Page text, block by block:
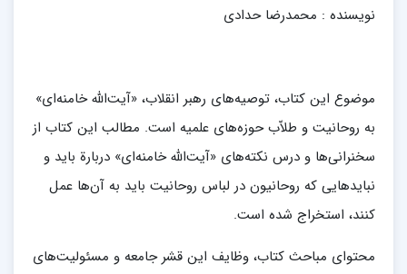
نویسنده : محمدرضا حدادی
موضوع این کتاب، توصیه‌های رهبر انقلاب، «آیت‌الله خامنه‌ای»
به روحانیت و طلاّب حوزه‌های علمیه است. مطالب این کتاب از
سخنرانی‌ها و درس نکته‌های «آیت‌الله خامنه‌ای» دربارة باید و
نبایدهایی که روحانیون در لباس روحانیت باید به آن‌ها عمل
کنند، استخراج شده است.
محتوای مباحث کتاب، وظایف این قشر جامعه و مسئولیت‌های